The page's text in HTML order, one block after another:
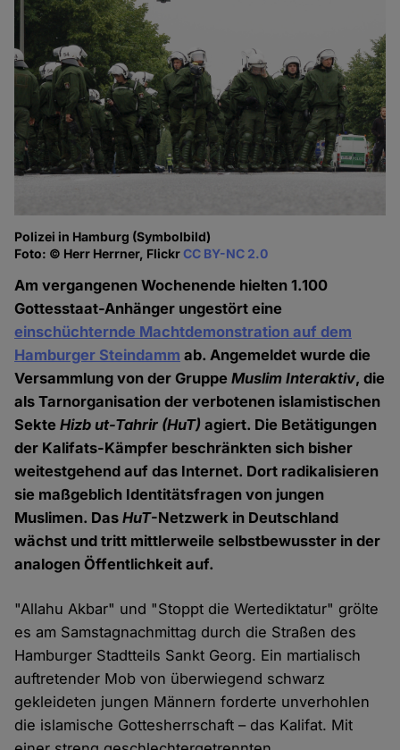
Polizei in Hamburg (Symbolbild)
Foto: © Herr Herrner, FlickrCC BY-NC 2.0
Am vergangenen Wochenende hielten 1.100
Gottesstaat-Anhänger ungestört eine
einschüchternde Machtdemonstration auf dem
Hamburger Steindamm ab. Angemeldet wurde die
Versammlung von der GruppeMuslim Interaktiv, die
als Tarnorganisation der verbotenen islamistischen
SekteHizb ut-Tahrir (HuT) agiert. Die Betätigungen
der Kalifats-Kämpfer beschränkten sich bisher
weitestgehend auf das Internet. Dort radikalisieren
sie maßgeblich Identitätsfragen von jungen
Muslimen. DasHuT-Netzwerk in Deutschland
wächst und tritt mittlerweile selbstbewusster in der
analogen Öffentlichkeit auf.
"Allahu Akbar" und "Stoppt die Wertediktatur" grölte
es am Samstagnachmittag durch die Straßen des
Hamburger Stadtteils Sankt Georg. Ein martialisch
auftretender Mob von überwiegend schwarz
gekleideten jungen Männern forderte unverhohlen
die islamische Gottesherrschaft – das Kalifat. Mit